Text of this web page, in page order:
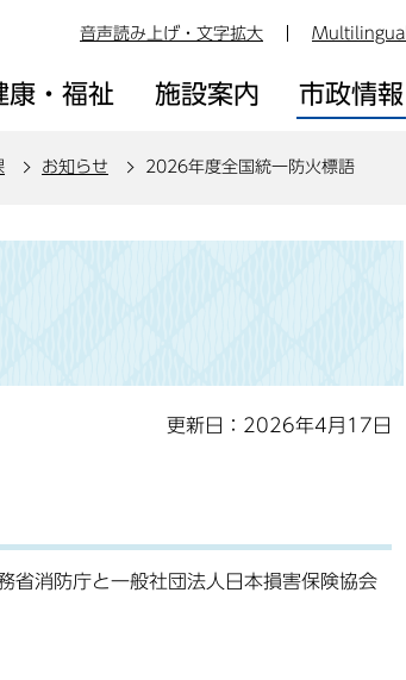
音声読み上げ・文字拡大 Multilingual
康・福祉 施設案内 市政情報
お知らせ 2026年度全国統一防火標語
更新日：2026年4月17日
省消防庁と一般社団法人日本損害保険協会